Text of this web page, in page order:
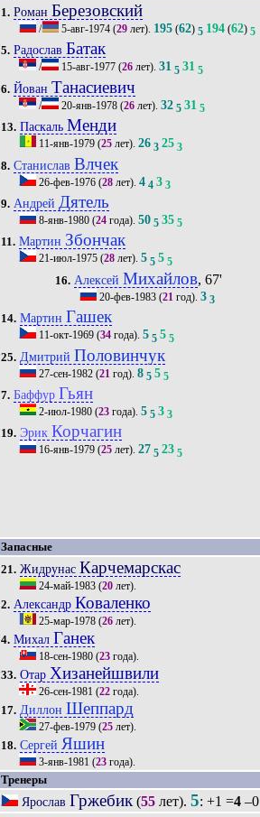
1. Роман Березовский
/ 5-авг-1974 (29 лет). 195 (62) 5 194 (62) 5
5. РадославБатак
/ 15-авг-1977 (26 лет).31 5 31 5
6. ЙованТанасиевич
/ 20-янв-1978 (26 лет).32 5 31 5
13. Паскаль Менди
11-янв-1979 (25 лет).26 3 25 3
8. Станислав Влчек
26-фев-1976 (28 лет).4 4 3 3
9. Андрей Дятель
8-янв-1980 (24 года).50 5 35 5
11. Мартин Збончак
21-июл-1975 (28 лет).5 5 5 5
16. Алексей Михайлов, 67'
20-фев-1983(21 год). 3 3
14. Мартин Гашек
11-окт-1969 (34 года).5 5 5 5
25. Дмитрий Половинчук
27-сен-1982 (21 год).8 5 5 5
7. Баффур Гьян
2-июл-1980 (23 года).5 5 3 3
19. ЭрикКорчагин
16-янв-1979 (25 лет).27 5 23 5
Запасные
21. Жидрунас Карчемарскас
24-май-1983 (20 лет).
2. Александр Коваленко
25-мар-1978 (26 лет).
4. Михал Ганек
18-сен-1980 (23 года).
33. Отар Хизанейшвили
26-сен-1981 (22 года).
17. Диллон Шеппард
27-фев-1979 (25 лет).
18. Сергей Яшин
3-янв-1981 (23 года).
Тренеры
Ярослав Гржебик (55 лет).5: +1 =4 –0